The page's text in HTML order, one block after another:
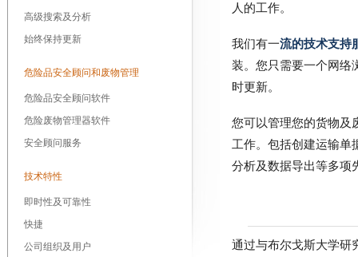
高级搜索及分析
始终保持更新
危险品安全顾问和废物管理
危险品安全顾问软件
危险废物管理器软件
安全顾问服务
技术特性
即时性及可靠性
快捷
公司组织及用户
人的工作。
我们有一流的技术支持
装。您只需要一个网络
时更新。
您可以管理您的货物及
工作。包括创建运输单
分析及数据导出等多项
通过与布尔戈斯大学研